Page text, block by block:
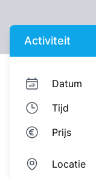
Activiteit
Datum
Tijd
Prijs
Locatie